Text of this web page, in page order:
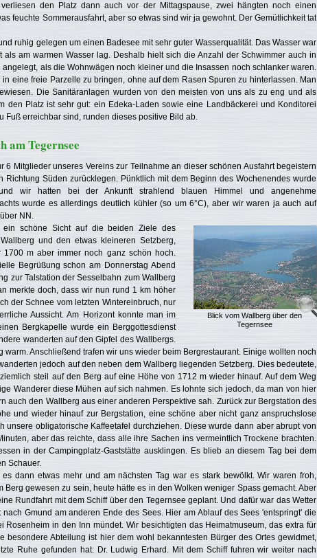
den Platz dann auch vor der Mittagspause, zwei hängten noch einen
feuchte Sommerausfahrt, aber so etwas sind wir ja gewohnt. Der Gemütlichkeit tat
ruhig gelegen um einen Badesee mit sehr guter Wasserqualität. Das Wasser war
am warmen Wasser lag. Deshalb hielt sich die Anzahl der Schwimmer auch in
als die Wohnwägen noch kleiner und die Insassen noch schlanker waren.
eine freie Parzelle zu bringen, ohne auf dem Rasen Spuren zu hinterlassen. Man
Die Sanitäranlagen wurden von den meisten von uns als zu eng und als
den Platz ist sehr gut: ein Edeka-Laden sowie eine Landbäckerei und Konditorei
Fuß erreichbar sind, runden dieses positive Bild ab.
am Tegernsee
6 Mitglieder unseres Vereins zur Teilnahme an dieser schönen Ausfahrt begeistern
Richtung Süden zurücklegen. Pünktlich mit dem Beginn des Wochenendes wurde
wir hatten bei der Ankunft strahlend blauen Himmel und angenehme
wurde es allerdings deutlich kühler (so um 6°C), aber wir waren ja auch auf
NN.
Blick vom Wallberg über den
Tegernsee
ein schöne Sicht auf die beiden Ziele des
und den etwas kleineren Setzberg,
1700 m aber immer noch ganz schön hoch.
Begrüßung schon am Donnerstag Abend
zur Talstation der Sesselbahn zum Wallberg
merkte doch, dass wir nun rund 1 km höher
der Schnee vom letzten Wintereinbruch, nur
Aussicht. Am Horizont konnte man im
Bergkapelle wurde ein Berggottesdienst
wanderten auf den Gipfel des Wallbergs.
Anschließend trafen wir uns wieder beim Bergrestaurant. Einige wollten noch
jedoch auf den neben dem Wallberg liegenden Setzberg. Dies bedeutete,
steil auf den Berg auf eine Höhe von 1712 m wieder hinauf. Auf dem Weg
Wanderer diese Mühen auf sich nahmen. Es lohnte sich jedoch, da man von hier
auch den Wallberg aus einer anderen Perspektive sah. Zurück zur Bergstation des
und wieder hinauf zur Bergstation, eine schöne aber nicht ganz anspruchslose
obligatorische Kaffeetafel durchziehen. Diese wurde dann aber abrupt von
aber das reichte, dass alle ihre Sachen ins vermeintlich Trockene brachten.
in der Campingplatz-Gaststätte ausklingen. Es blieb an diesem Tag bei dem
Schauer.
es dann etwas mehr und am nächsten Tag war es stark bewölkt. Wir waren froh,
Berg gewesen zu sein, heute hätte es in den Wolken weniger Spass gemacht. Aber
Rundfahrt mit dem Schiff über den Tegernsee geplant. Und dafür war das Wetter
nach Gmund am anderen Ende des Sees. Hier am Ablauf des Sees 'entspringt' die
Rosenheim in den Inn mündet. Wir besichtigten das Heimatmuseum, das extra für
besondere Abteilung ist hier dem wohl bekanntesten Bürger des Ortes gewidmet,
Ruhe gefunden hat: Dr. Ludwig Erhard. Mit dem Schiff fuhren wir weiter nach